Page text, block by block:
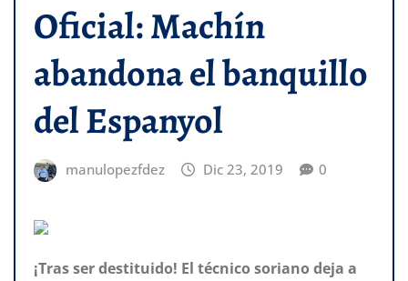
Oficial: Machín
abandona el banquillo
del Espanyol
manulopezfdez Dic 23, 2019 0
¡Tras ser destituido! El técnico soriano deja a